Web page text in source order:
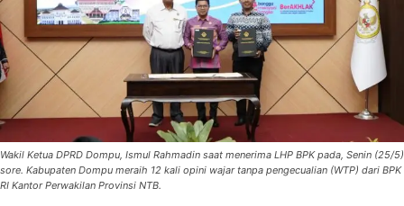
Wakil Ketua DPRD Dompu, Ismul Rahmadin saat menerima LHP BPK pada, Senin (25/5)
sore. Kabupaten Dompu meraih 12 kali opini wajar tanpa pengecualian (WTP) dari BPK
RI Kantor Perwakilan Provinsi NTB.